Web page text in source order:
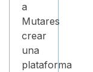
a
Mutares
crear
una
plataforma